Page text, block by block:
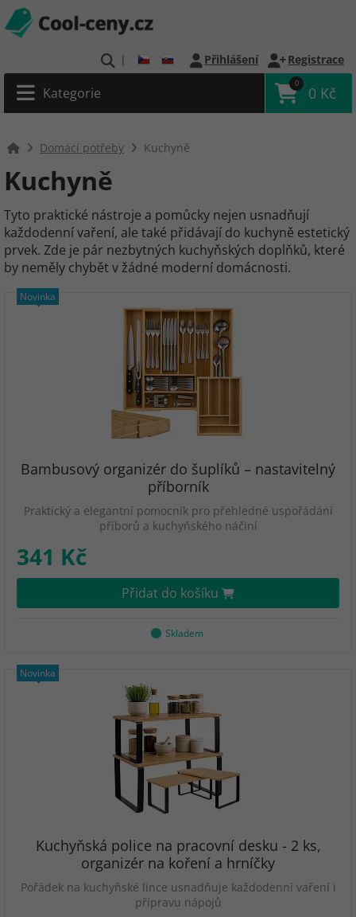
| Přihlášení Registrace
Kategorie
0
0 Kč
Domácí potřeby Kuchyně
Kuchyně
Tyto praktické nástroje a pomůcky nejen usnadňují
každodenní vaření, ale také přidávají do kuchyně estetický
prvek. Zde je pár nezbytných kuchyňských doplňků, které
by neměly chybět v žádné moderní domácnosti.
Novinka
Bambusový organizér do šuplíků – nastavitelný
příborník
Praktický a elegantní pomocník pro přehledné uspořádání
příborů a kuchyňského náčiní
341 Kč
Přidat do košíku
Skladem
Novinka
Kuchyňská police na pracovní desku - 2 ks,
organizér na koření a hrníčky
Pořádek na kuchyňské lince usnadňuje každodenní vaření i
přípravu nápojů